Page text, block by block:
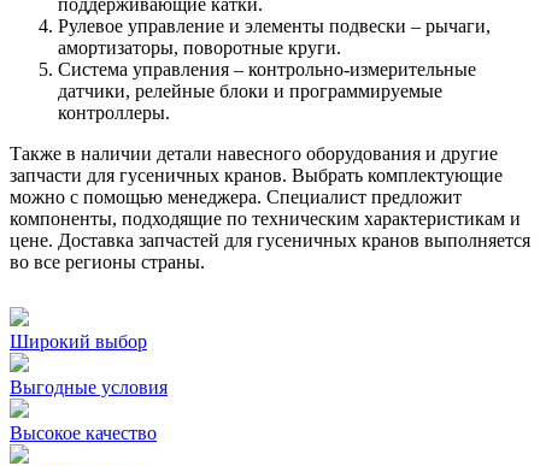
Рулевое управление и элементы подвески – рычаги,
амортизаторы, поворотные круги.
Система управления – контрольно-измерительные
датчики, релейные блоки и программируемые
контроллеры.
Также в наличии детали навесного оборудования и другие
запчасти для гусеничных кранов. Выбрать комплектующие
можно с помощью менеджера. Специалист предложит
компоненты, подходящие по техническим характеристикам и
цене. Доставка запчастей для гусеничных кранов выполняется
во все регионы страны.
Широкий выбор
Выгодные условия
Высокое качество